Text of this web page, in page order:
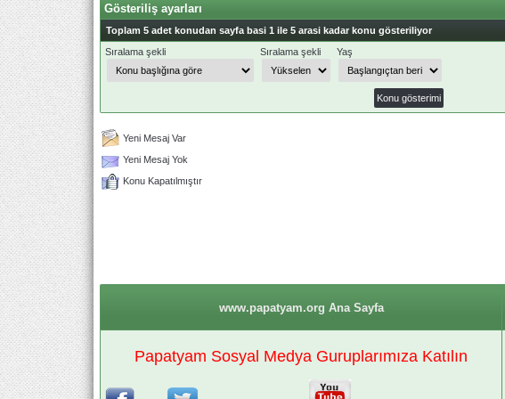
Gösteriliş ayarları
Toplam 5 adet konudan sayfa basi 1 ile 5 arasi kadar konu gösteriliyor
Sıralama şekli
Sıralama şekli Yaş
Yeni Mesaj Var
Yeni Mesaj Yok
Konu Kapatılmıştır
www.papatyam.org Ana Sayfa
Papatyam Sosyal Medya Guruplarımıza Katılın